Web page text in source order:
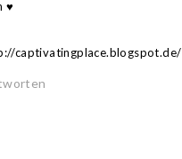
♥
captivatingplace.blogspot.de/